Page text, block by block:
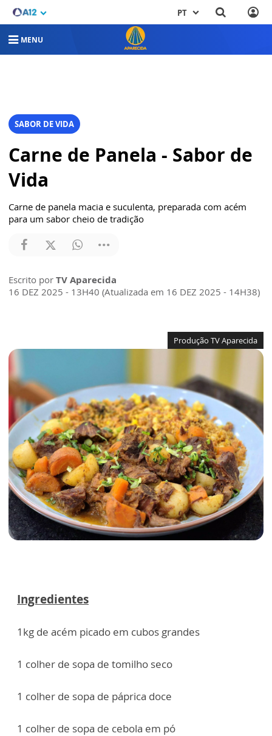
PT
MENU
SABOR DE VIDA
Carne de Panela - Sabor de
Vida
Carne de panela macia e suculenta, preparada com acém
para um sabor cheio de tradição
Escrito por TV Aparecida
16 DEZ 2025 - 13H40 (Atualizada em 16 DEZ 2025 - 14H38)
Produção TV Aparecida
Ingredientes
1kg de acém picado em cubos grandes
1 colher de sopa de tomilho seco
1 colher de sopa de páprica doce
1 colher de sopa de cebola em pó